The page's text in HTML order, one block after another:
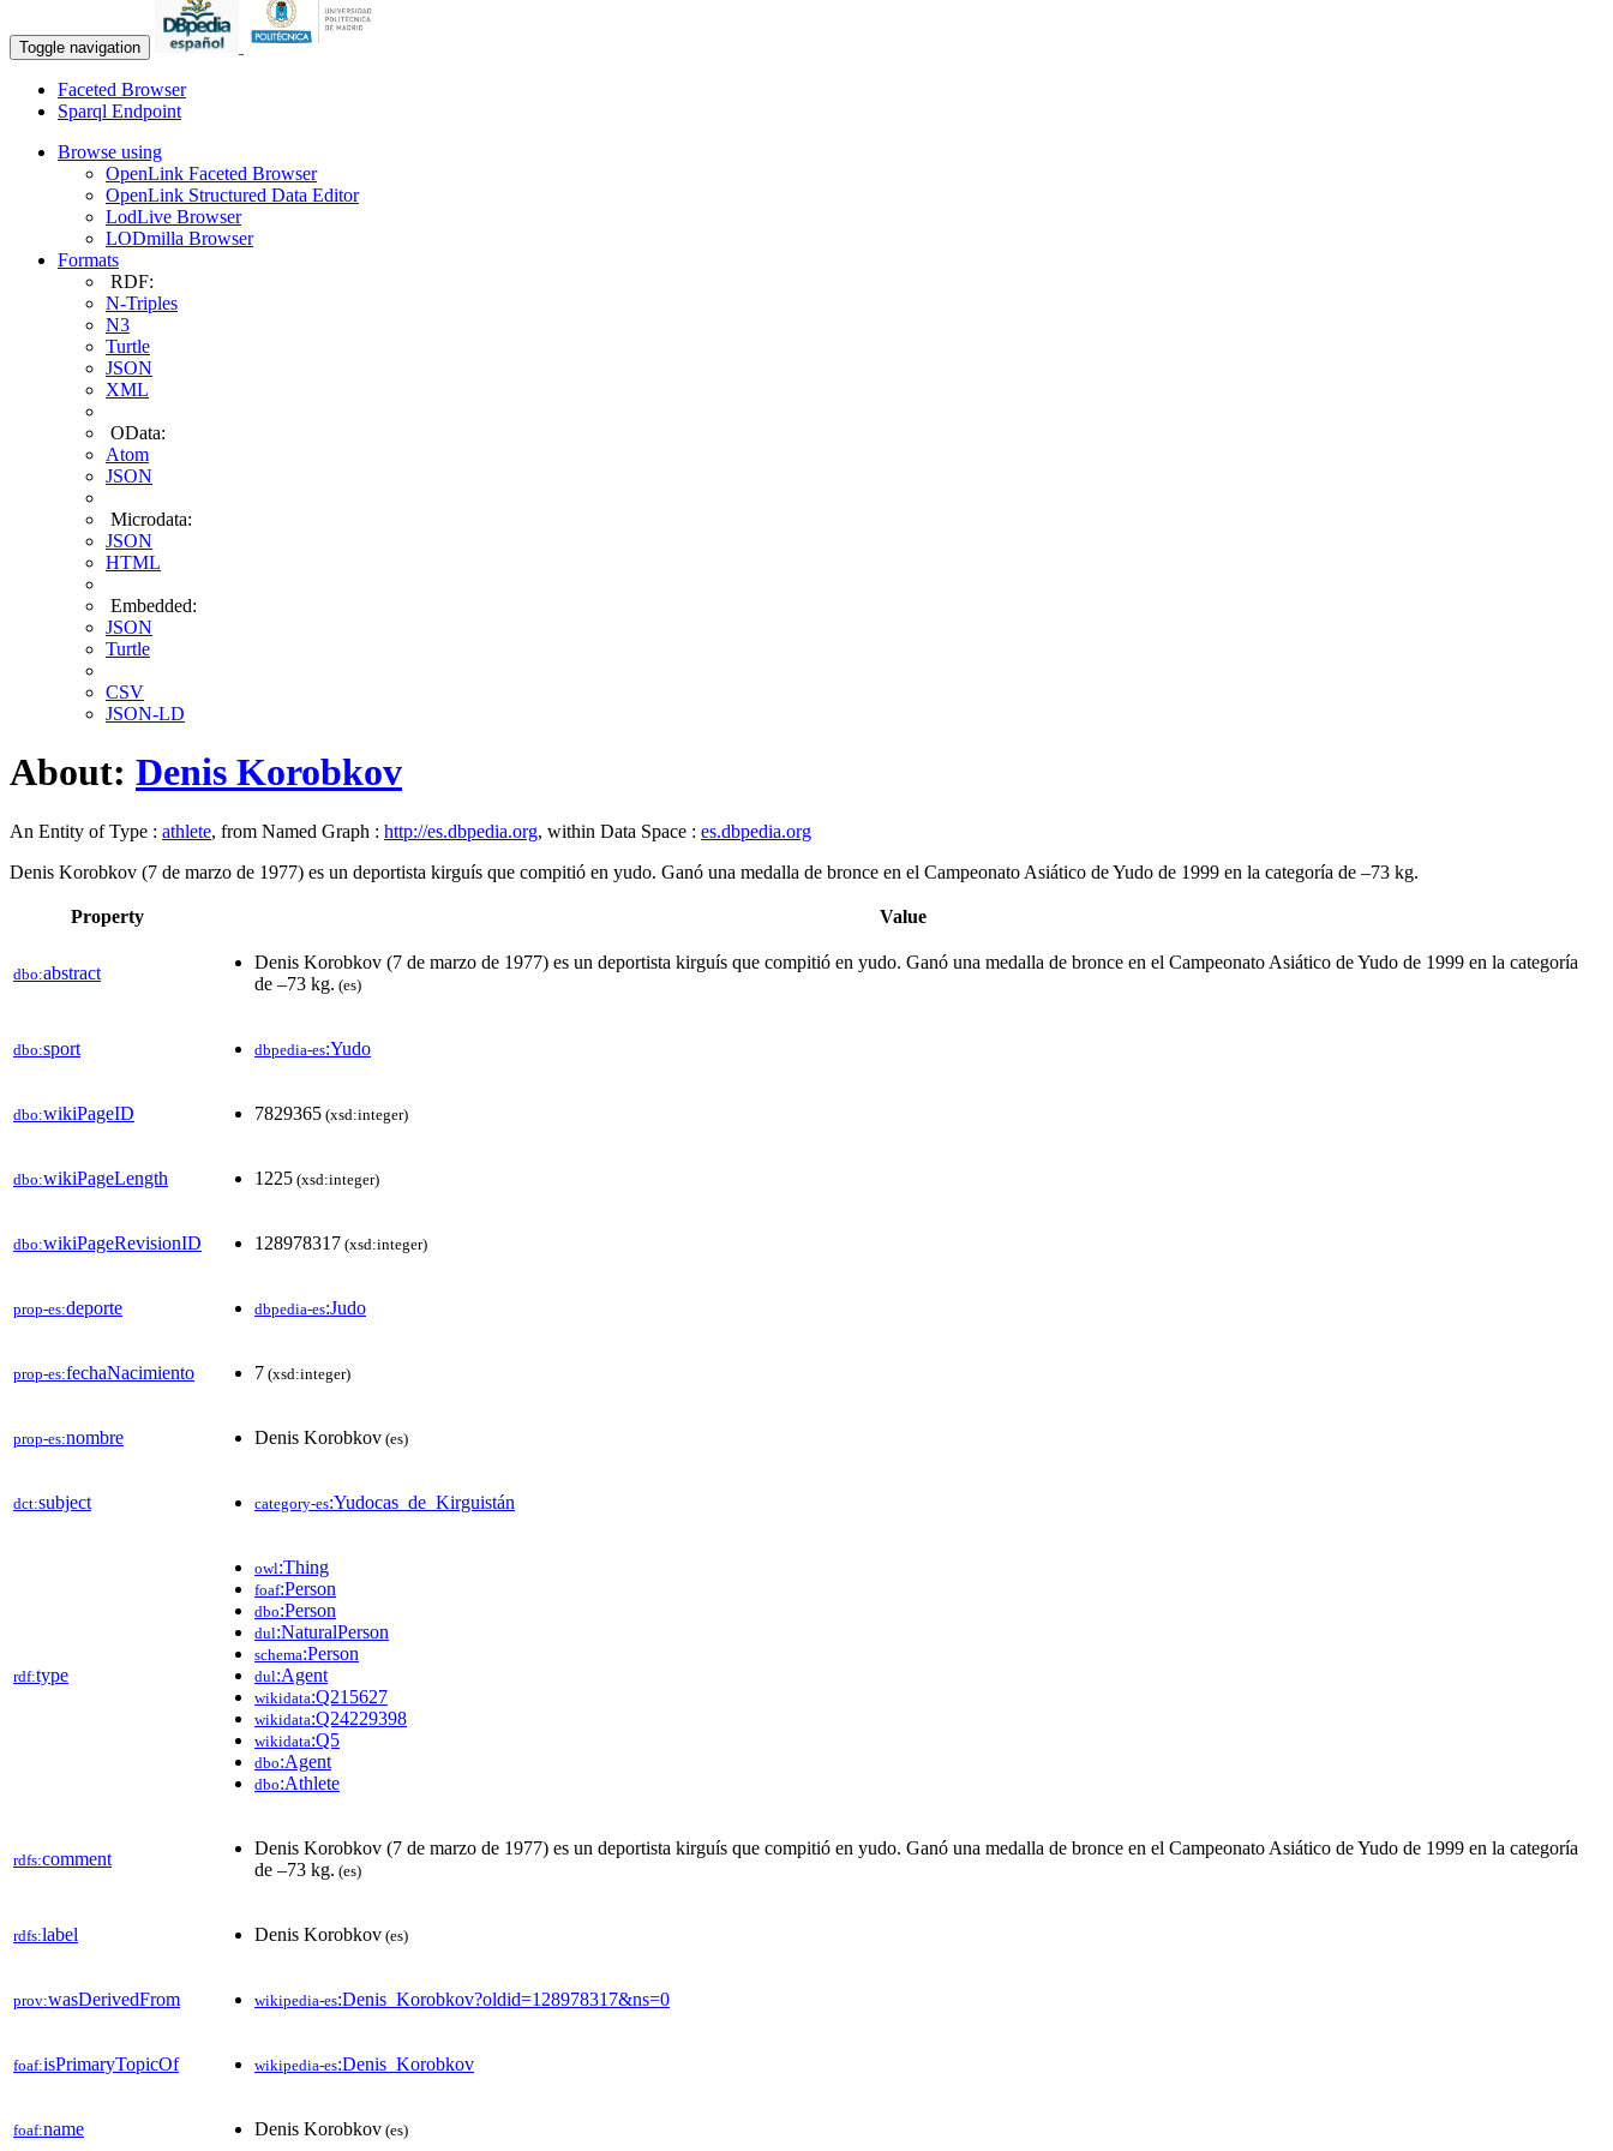
Toggle navigation
Faceted Browser
Sparql Endpoint
Browse using
OpenLink Faceted Browser
OpenLink Structured Data Editor
LodLive Browser
LODmilla Browser
Formats
RDF:
N-Triples
N3
Turtle
JSON
XML
OData:
Atom
JSON
Microdata:
JSON
HTML
Embedded:
JSON
Turtle
CSV
JSON-LD
About: Denis Korobkov
An Entity of Type : athlete, from Named Graph : http://es.dbpedia.org, within Data Space : es.dbpedia.org
Denis Korobkov (7 de marzo de 1977) es un deportista kirguís que compitió en yudo. Ganó una medalla de bronce en el Campeonato Asiático de Yudo de 1999 en la categoría de –73 kg.​
Property Value
dbo:abstract
Denis Korobkov (7 de marzo de 1977) es un deportista kirguís que compitió en yudo. Ganó una medalla de bronce en el Campeonato Asiático de Yudo de 1999 en la categoría
de –73 kg.​ (es)
dbo:sport dbpedia-es:Yudo
dbo:wikiPageID 7829365 (xsd:integer)
dbo:wikiPageLength 1225 (xsd:integer)
dbo:wikiPageRevisionID 128978317 (xsd:integer)
prop-es:deporte dbpedia-es:Judo
prop-es:fechaNacimiento 7 (xsd:integer)
prop-es:nombre Denis Korobkov (es)
dct:subject category-es:Yudocas_de_Kirguistán
rdf:type
owl:Thing
foaf:Person
dbo:Person
dul:NaturalPerson
schema:Person
dul:Agent
wikidata:Q215627
wikidata:Q24229398
wikidata:Q5
dbo:Agent
dbo:Athlete
rdfs:comment
Denis Korobkov (7 de marzo de 1977) es un deportista kirguís que compitió en yudo. Ganó una medalla de bronce en el Campeonato Asiático de Yudo de 1999 en la categoría
de –73 kg.​ (es)
rdfs:label Denis Korobkov (es)
prov:wasDerivedFrom wikipedia-es:Denis_Korobkov?oldid=128978317&ns=0
foaf:isPrimaryTopicOf wikipedia-es:Denis_Korobkov
foaf:name Denis Korobkov (es)